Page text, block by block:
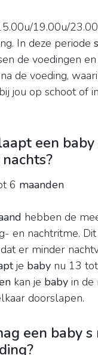
19.00u/
In deze periode
de voedingen en
de voeding,
jou op schoot of
een baby
6 maanden
hebben de
en nachtritme.
er minder
je baby nu 13
kan je baby in de
doorslapen.
een baby s